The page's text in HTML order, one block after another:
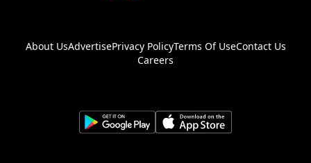
About UsAdvertisePrivacy PolicyTerms Of UseContact Us
Careers